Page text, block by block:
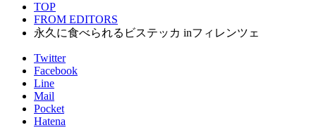
TOP
FROM EDITORS
永久に食べられるビステッカ inフィレンツェ
Twitter
Facebook
Line
Mail
Pocket
Hatena